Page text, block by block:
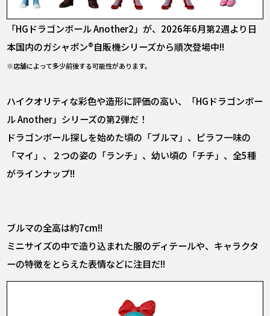
「HGドラゴンボール Another2」が、2026年6月第2週より日
本国内のガシャポン®自販機シリーズから順次登場中!!
※店舗によって多少前後する可能性があります。
ハイクオリティな彩色や造形に評価の高い、「HGドラゴンボー
ル Another」シリーズの第2弾だ！
ドラゴンボール探しを始めた頃の「ブルマ」、ピラフ一味の
「マイ」、２つの姿の「ランチ」、幼い頃の「チチ」、全5種
がラインナップ!!
ブルマの全高は約7cm!!
ミニサイズの中で造り込まれた服のディテールや、キャラクタ
ーの特徴をとらえた表情などに注目だ!!